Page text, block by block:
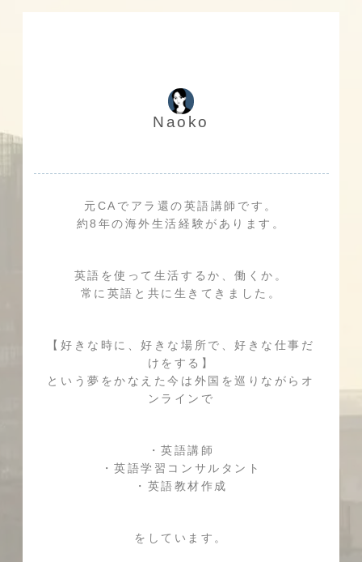
Naoko
元CAでアラ還の英語講師です。
約8年の海外生活経験があります。
英語を使って生活するか、働くか。
常に英語と共に生きてきました。
【好きな時に、好きな場所で、好きな仕事だ
けをする】
という夢をかなえた今は外国を巡りながらオ
ンラインで
・英語講師
・英語学習コンサルタント
・英語教材作成
をしています。